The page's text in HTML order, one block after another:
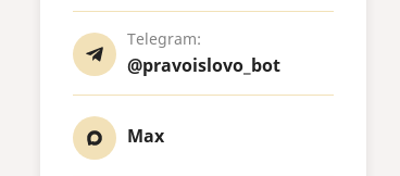
Telegram:
@pravoislovo_bot
Max